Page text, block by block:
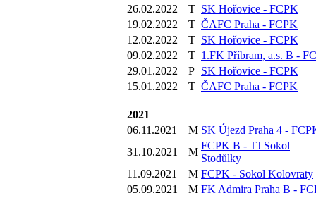
26.02.2022
T SK Hořovice - FCPK
19.02.2022
T ČAFC Praha - FCPK
12.02.2022
T SK Hořovice - FCPK
09.02.2022
T 1.FK Příbram, a.s. B -
29.01.2022
P SK Hořovice - FCPK
15.01.2022
T ČAFC Praha - FCPK
2021
06.11.2021
M SK Újezd Praha 4 -
31.10.2021
M
FCPK B - TJ Sokol
Stodůlky
11.09.2021
M FCPK - Sokol Kolovraty
05.09.2021
M FK Admira Praha B -